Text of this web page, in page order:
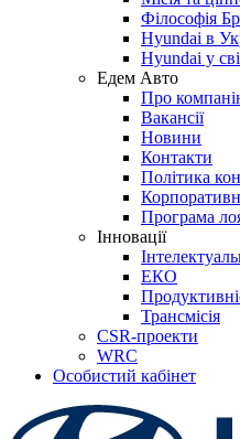
Філософія
Hyundai в
Hyundai у
Едем Авто
Про
Вакансії
Новини
Контакти
Політика
Програма
Інновації
ЕКО
Трансмісія
CSR-проекти
WRC
Особистий кабінет